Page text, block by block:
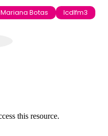
Mariana Botas lcdlfm3